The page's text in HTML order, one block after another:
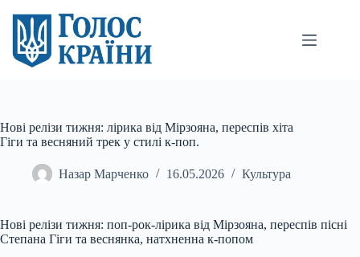
вмісту
Нові релізи тижня: лірика від Мірзояна, переспів хіта
Гіги та весняний трек у стилі к-поп.
Назар Марченко 16.05.2026 Культура
Нові релізи тижня: поп-рок-лірика від Мірзояна, переспів пісні
Степана Гіги та веснянка, натхненна к-попом